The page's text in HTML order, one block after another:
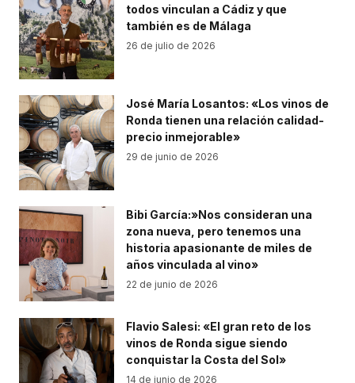
todos vinculan a Cádiz y que
también es de Málaga
26 de julio de 2026
José María Losantos: «Los vinos de
Ronda tienen una relación calidad-
precio inmejorable»
29 de junio de 2026
Bibi García:»Nos consideran una
zona nueva, pero tenemos una
historia apasionante de miles de
años vinculada al vino»
22 de junio de 2026
Flavio Salesi: «El gran reto de los
vinos de Ronda sigue siendo
conquistar la Costa del Sol»
14 de junio de 2026